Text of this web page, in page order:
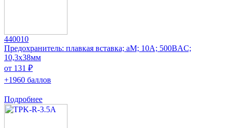
440010
Предохранитель: плавкая вставка; aM; 10А; 500ВAC;
10,3x38мм
от 131 ₽
+1960 баллов
Подробнее